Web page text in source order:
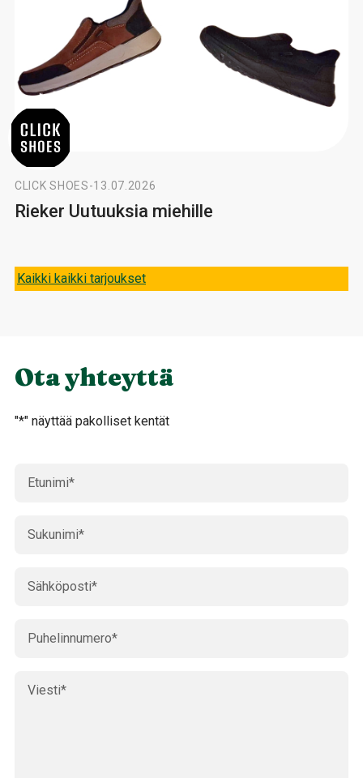
CLICK SHOES-13.07.2026
Rieker Uutuuksia miehille
Kaikki kaikki tarjoukset
Ota yhteyttä
"*" näyttää pakolliset kentät